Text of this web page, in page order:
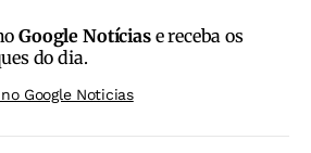
Google Notíciase receba os
do dia.
no Google Noticias